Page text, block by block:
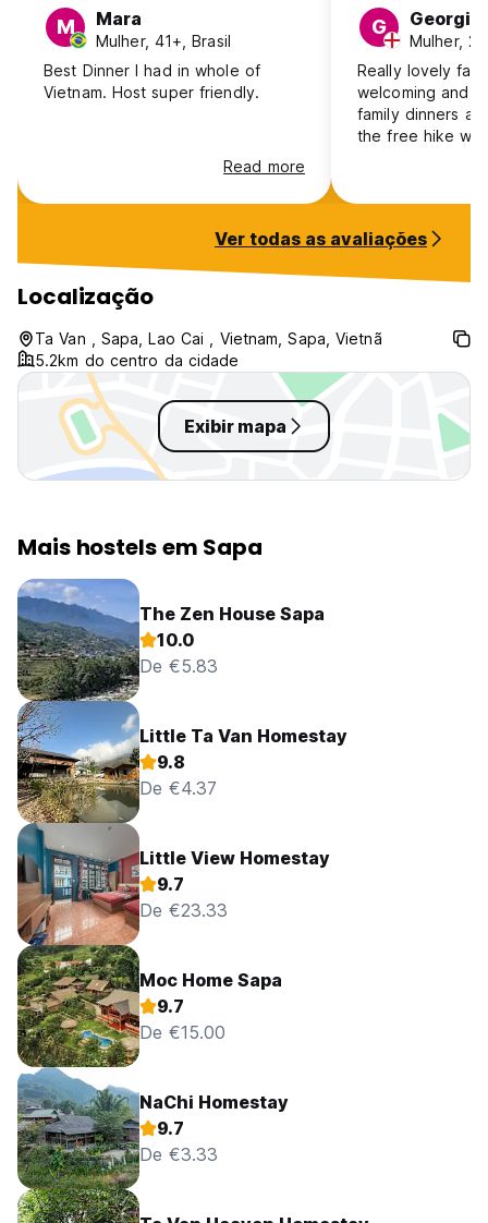
M Mara
Mulher, 41+, Brasil
Best Dinner I had in whole of
Vietnam. Host super friendly.
Read more
G Georgie
Mulher,
Really lovely
welcoming and
family dinners
the free hike
Ver todas as avaliações
Localização
Ta Van , Sapa, Lao Cai , Vietnam, Sapa, Vietnã
5.2km do centro da cidade
Exibir mapa
Mais hostels em Sapa
The Zen House Sapa
10.0
De €5.83
Little Ta Van Homestay
9.8
De €4.37
Little View Homestay
9.7
De €23.33
Moc Home Sapa
9.7
De €15.00
NaChi Homestay
9.7
De €3.33